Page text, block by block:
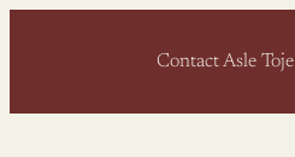
Contact Asle Toje